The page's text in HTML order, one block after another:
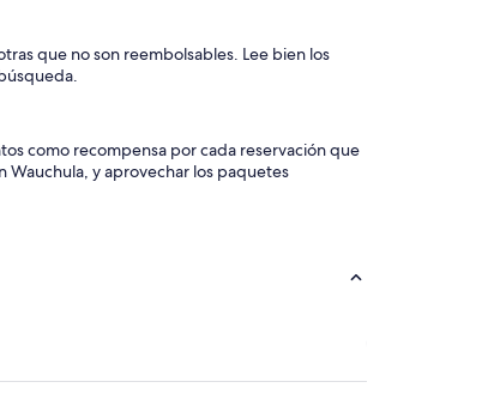
que no son reembolsables. Lee bien los
como recompensa por cada reservación que
Wauchula, y aprovechar los paquetes